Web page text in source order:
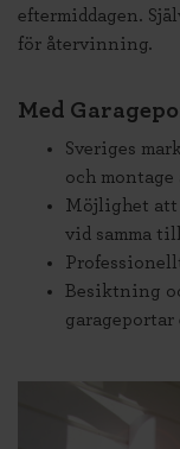
eftermiddagen.
för återvinning.
Med
Sveriges
och montage
Möjlighet att
vid samma
Besiktning